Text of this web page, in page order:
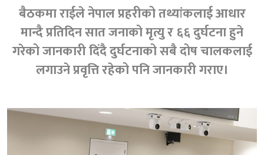
बैठकमा राईले नेपाल प्रहरीको तथ्यांकलाई आधार
मान्दै प्रतिदिन सात जनाको मृत्यु र ६६ दुर्घटना हुने
गरेको जानकारी दिंदै दुर्घटनाको सबै दोष चालकलाई
लगाउने प्रवृत्ति रहेको पनि जानकारी गराए।